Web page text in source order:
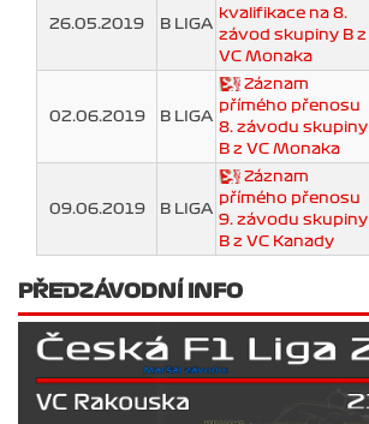
26.05.2019 B LIGA
kvalifikace na 8.
závod skupiny B z
VC Monaka
02.06.2019 B LIGA
Záznam
přímého přenosu
8. závodu skupiny
B z VC Monaka
09.06.2019 B LIGA
Záznam
přímého přenosu
9. závodu skupiny
B z VC Kanady
PŘEDZÁVODNÍ INFO